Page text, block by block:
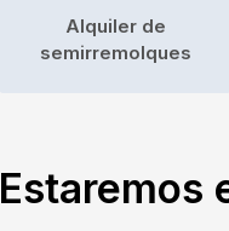
Alquiler de
semirremolques
Estaremos